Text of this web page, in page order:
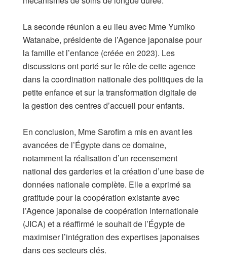
La seconde réunion a eu lieu avec Mme Yumiko
Watanabe, présidente de l’Agence japonaise pour
la famille et l’enfance (créée en 2023). Les
discussions ont porté sur le rôle de cette agence
dans la coordination nationale des politiques de la
petite enfance et sur la transformation digitale de
la gestion des centres d’accueil pour enfants.
​En conclusion, Mme Sarofim a mis en avant les
avancées de l’Égypte dans ce domaine,
notamment la réalisation d’un recensement
national des garderies et la création d’une base de
données nationale complète. Elle a exprimé sa
gratitude pour la coopération existante avec
l’Agence japonaise de coopération internationale
(JICA) et a réaffirmé le souhait de l’Égypte de
maximiser l’intégration des expertises japonaises
dans ces secteurs clés.